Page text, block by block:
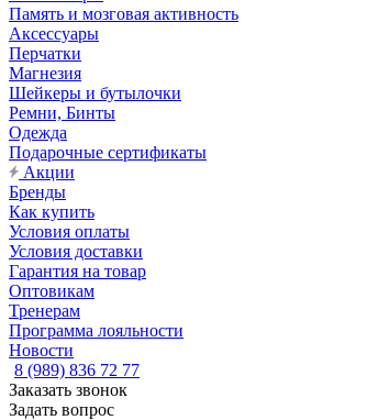
Память и мозговая активность
Аксессуары
Перчатки
Магнезия
Шейкеры и бутылочки
Ремни, Бинты
Одежда
Подарочные сертификаты
Акции
Бренды
Как купить
Условия оплаты
Условия доставки
Гарантия на товар
Оптовикам
Тренерам
Программа лояльности
Новости
8 (989) 836 72 77
Заказать звонок
Задать вопрос